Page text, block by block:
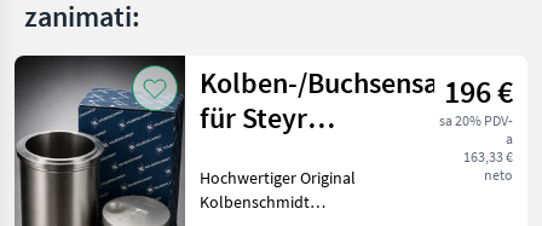
zanimati:
Kolben-/Buchsensatz
für Steyr
196 €
sa 20% PDV-
a
163,33 €
neto
Hochwertiger Original
Kolbenschmidt